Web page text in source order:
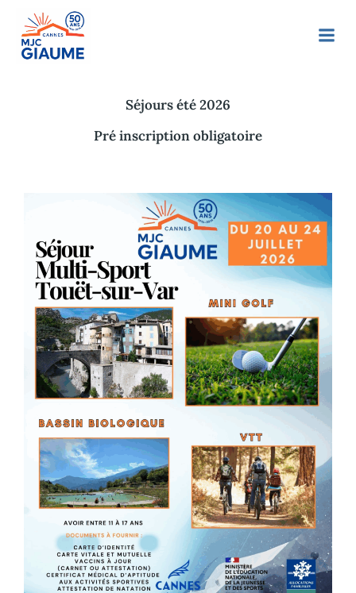
Séjours été 2026
Pré inscription obligatoire